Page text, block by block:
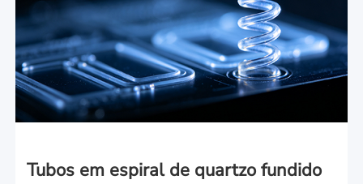
Tubos em espiral de quartzo fundido